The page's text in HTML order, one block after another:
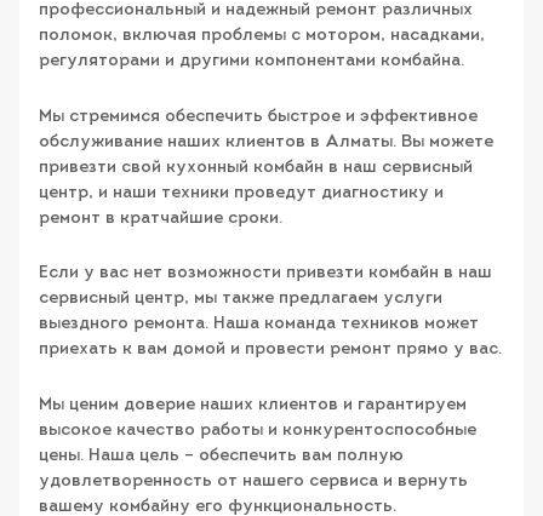
профессиональный и надежный ремонт различных
поломок, включая проблемы с мотором, насадками,
регуляторами и другими компонентами комбайна.
Мы стремимся обеспечить быстрое и эффективное
обслуживание наших клиентов в Алматы. Вы можете
привезти свой кухонный комбайн в наш сервисный
центр, и наши техники проведут диагностику и
ремонт в кратчайшие сроки.
Если у вас нет возможности привезти комбайн в наш
сервисный центр, мы также предлагаем услуги
выездного ремонта. Наша команда техников может
приехать к вам домой и провести ремонт прямо у вас.
Мы ценим доверие наших клиентов и гарантируем
высокое качество работы и конкурентоспособные
цены. Наша цель – обеспечить вам полную
удовлетворенность от нашего сервиса и вернуть
вашему комбайну его функциональность.